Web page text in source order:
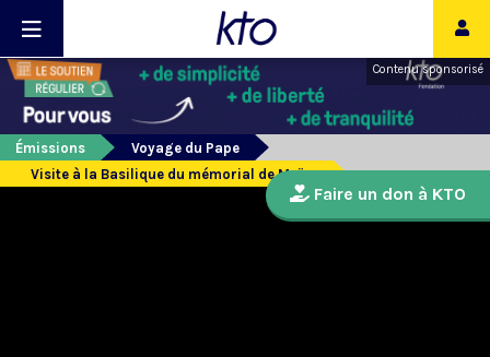
Contenu sponsorisé
Émissions
Voyage du Pape
Visite à la Basilique du mémorial de Moïse
Faire un don à KTO